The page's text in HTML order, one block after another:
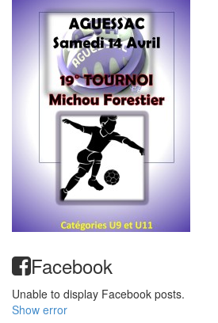
Facebook
Unable to display Facebook posts.
Show error